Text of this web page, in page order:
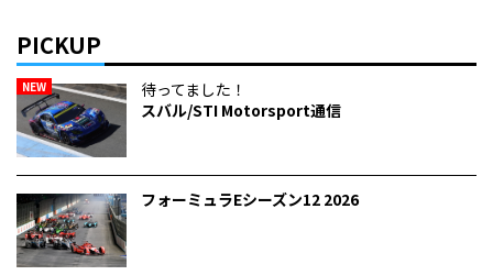
PICKUP
NEW
待ってました！
スバル/STI Motorsport通信
フォーミュラEシーズン12 2026